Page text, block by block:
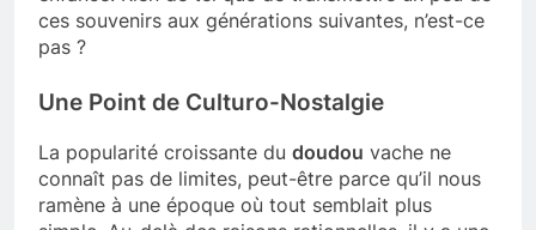
ces souvenirs aux générations suivantes, n’est-ce
pas ?
Une Point de Culturo-Nostalgie
La popularité croissante du doudou vache ne
connaît pas de limites, peut-être parce qu’il nous
ramène à une époque où tout semblait plus